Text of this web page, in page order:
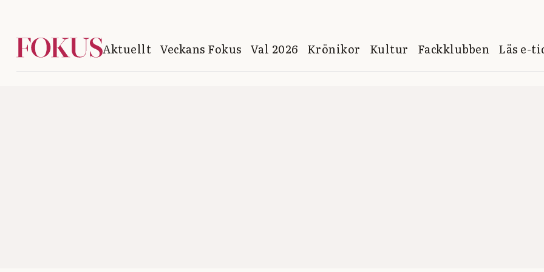
Aktuellt Veckans Fokus Val 2026 Krönikor Kultur Fackklubben Läs e-